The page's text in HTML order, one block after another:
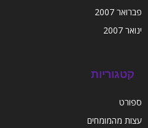
פברואר 2007
ינואר 2007
קטגוריות
ספורט
עצות מהמומחים